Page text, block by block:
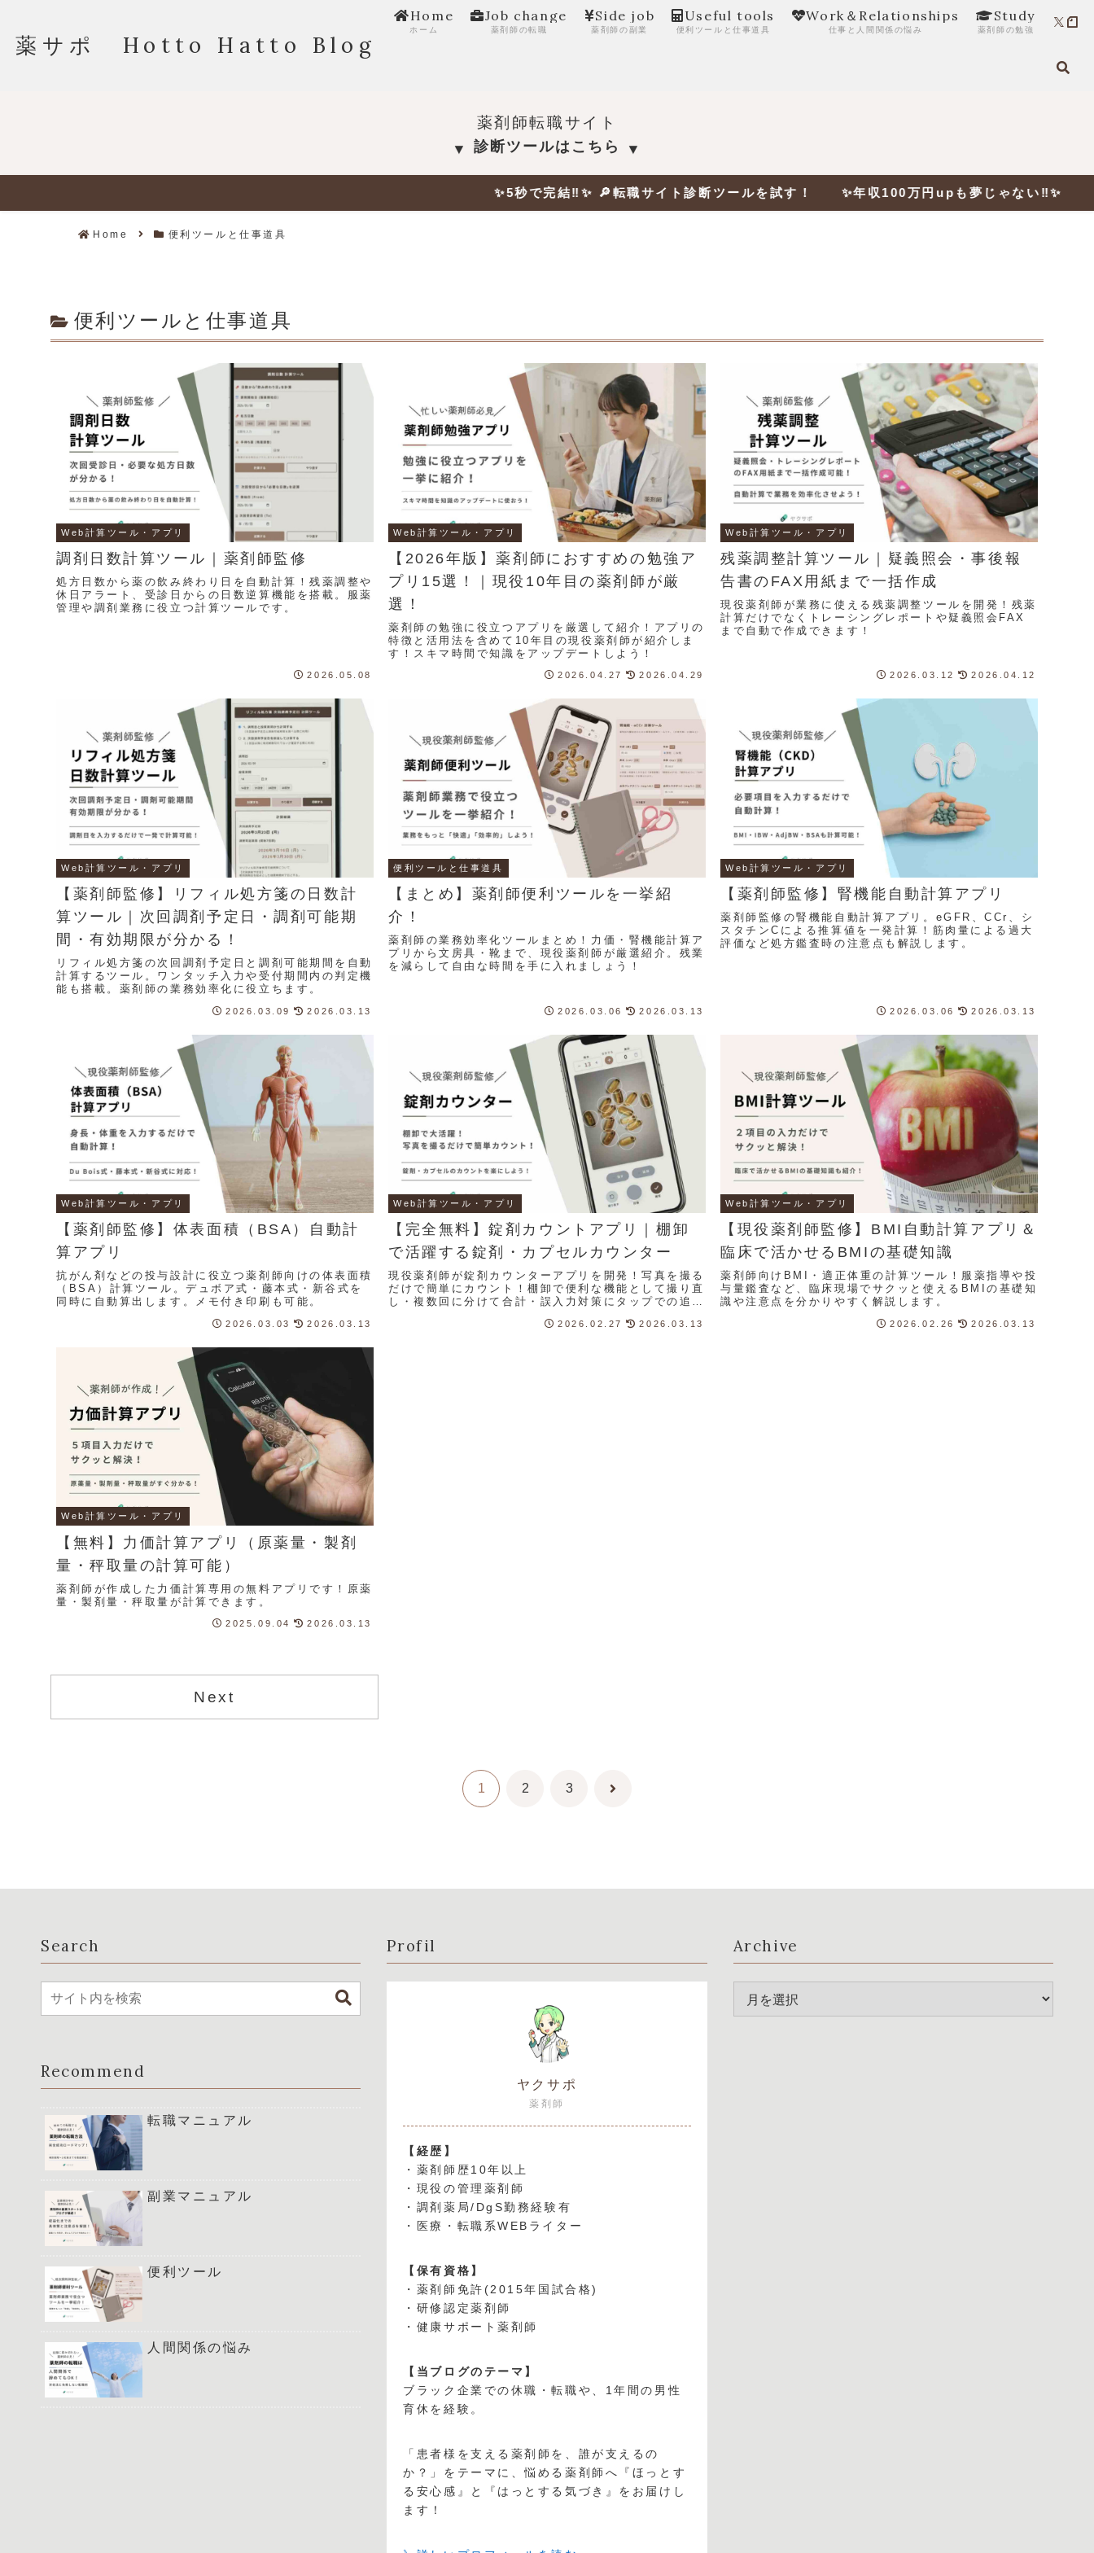
薬サポ Hotto Hatto Blog
Home
ホーム
Job change
薬剤師の転職
Side job
薬剤師の副業
Useful tools
便利ツールと仕事道具
Work＆Relationships
仕事と人間関係の悩み
Study
薬剤師の勉強
薬剤師転職サイト
▼ 診断ツールはこちら ▼
✨5秒で完結‼✨ 🔎転職サイト診断ツールを試す！ ✨年収100万円upも夢じゃない‼✨ 🔎適正年収をチェッ
Home 便利ツールと仕事道具
便利ツールと仕事道具
Web計算ツール・アプリ
調剤日数計算ツール｜薬剤師監修
処方日数から薬の飲み終わり日を自動計算！残薬調整や
休日アラート、受診日からの日数逆算機能を搭載。服薬
管理や調剤業務に役立つ計算ツールです。
2026.05.08
Web計算ツール・アプリ
【2026年版】薬剤師におすすめの勉強ア
プリ15選！｜現役10年目の薬剤師が厳
選！
薬剤師の勉強に役立つアプリを厳選して紹介！アプリの
特徴と活用法を含めて10年目の現役薬剤師が紹介しま
す！スキマ時間で知識をアップデートしよう！
2026.04.27 2026.04.29
Web計算ツール・アプリ
残薬調整計算ツール｜疑義照会・事後報
告書のFAX用紙まで一括作成
現役薬剤師が業務に使える残薬調整ツールを開発！残薬
計算だけでなくトレーシングレポートや疑義照会FAX
まで自動で作成できます！
2026.03.12 2026.04.12
Web計算ツール・アプリ
【薬剤師監修】リフィル処方箋の日数計
算ツール｜次回調剤予定日・調剤可能期
間・有効期限が分かる！
リフィル処方箋の次回調剤予定日と調剤可能期間を自動
計算するツール。ワンタッチ入力や受付期間内の判定機
能も搭載。薬剤師の業務効率化に役立ちます。
2026.03.09 2026.03.13
便利ツールと仕事道具
【まとめ】薬剤師便利ツールを一挙紹
介！
薬剤師の業務効率化ツールまとめ！力価・腎機能計算ア
プリから文房具・靴まで、現役薬剤師が厳選紹介。残業
を減らして自由な時間を手に入れましょう！
2026.03.06 2026.03.13
Web計算ツール・アプリ
【薬剤師監修】腎機能自動計算アプリ
薬剤師監修の腎機能自動計算アプリ。eGFR、CCr、シ
スタチンCによる推算値を一発計算！筋肉量による過大
評価など処方鑑査時の注意点も解説します。
2026.03.06 2026.03.13
Web計算ツール・アプリ
【薬剤師監修】体表面積（BSA）自動計
算アプリ
抗がん剤などの投与設計に役立つ薬剤師向けの体表面積
（BSA）計算ツール。デュボア式・藤本式・新谷式を
同時に自動算出します。メモ付き印刷も可能。
2026.03.03 2026.03.13
Web計算ツール・アプリ
【完全無料】錠剤カウントアプリ｜棚卸
で活躍する錠剤・カプセルカウンター
現役薬剤師が錠剤カウンターアプリを開発！写真を撮る
だけで簡単にカウント！棚卸で便利な機能として撮り直
し・複数回に分けて合計・誤入力対策にタップでの追
2026.02.27 2026.03.13
Web計算ツール・アプリ
【現役薬剤師監修】BMI自動計算アプリ＆
臨床で活かせるBMIの基礎知識
薬剤師向けBMI・適正体重の計算ツール！服薬指導や投
与量鑑査など、臨床現場でサクッと使えるBMIの基礎知
識や注意点を分かりやすく解説します。
2026.02.26 2026.03.13
Web計算ツール・アプリ
【無料】力価計算アプリ（原薬量・製剤
量・秤取量の計算可能）
薬剤師が作成した力価計算専用の無料アプリです！原薬
量・製剤量・秤取量が計算できます。
2025.09.04 2026.03.13
Next
1 2 3
次
Search
Recommend
転職マニュアル
副業マニュアル
便利ツール
人間関係の悩み
Profil
ヤクサポ
薬剤師
【経歴】
・薬剤師歴10年以上
・現役の管理薬剤師
・調剤薬局/DgS勤務経験有
・医療・転職系WEBライター
【保有資格】
・薬剤師免許(2015年国試合格)
・研修認定薬剤師
・健康サポート薬剤師
【当ブログのテーマ】
ブラック企業での休職・転職や、1年間の男性
育休を経験。
「患者様を支える薬剤師を、誰が支えるの
か？」をテーマに、悩める薬剤師へ『ほっとす
る安心感』と『はっとする気づき』をお届けし
ます！
Archive